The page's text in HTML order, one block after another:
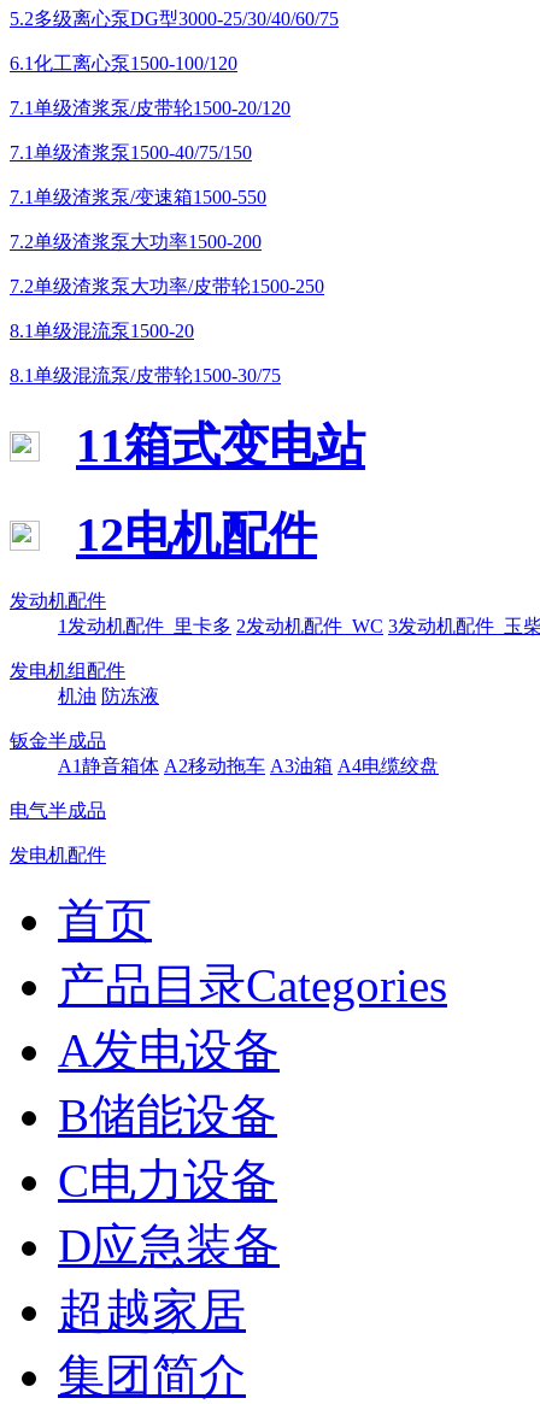
5.2多级离心泵DG型3000-25/30/40/60/75
6.1化工离心泵1500-100/120
7.1单级渣浆泵/皮带轮1500-20/120
7.1单级渣浆泵1500-40/75/150
7.1单级渣浆泵/变速箱1500-550
7.2单级渣浆泵大功率1500-200
7.2单级渣浆泵大功率/皮带轮1500-250
8.1单级混流泵1500-20
8.1单级混流泵/皮带轮1500-30/75
11箱式变电站
12电机配件
发动机配件
1发动机配件_里卡多 2发动机配件_WC 3发动机配件_玉
发电机组配件
机油 防冻液
钣金半成品
A1静音箱体 A2移动拖车 A3油箱 A4电缆绞盘
电气半成品
发电机配件
首页
产品目录Categories
A发电设备
B储能设备
C电力设备
D应急装备
超越家居
集团简介